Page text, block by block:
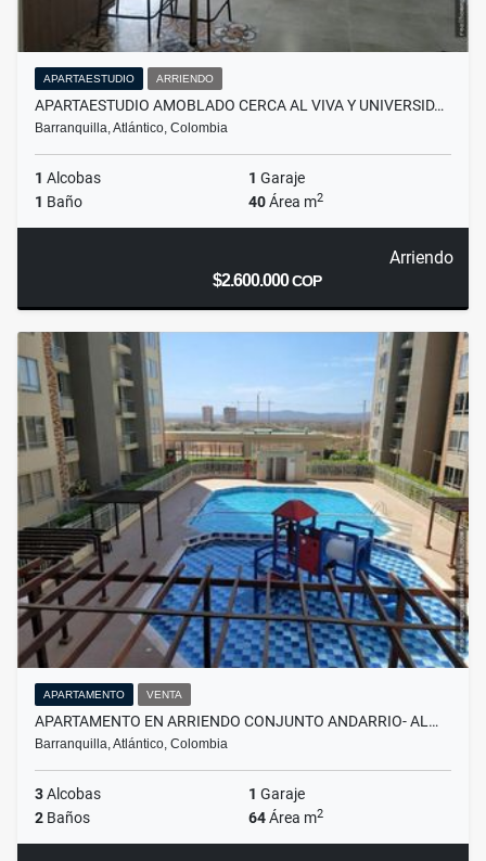
APARTAESTUDIO ARRIENDO
APARTAESTUDIO AMOBLADO CERCA AL VIVA Y UNIVERSID…
Barranquilla, Atlántico, Colombia
1 Alcobas 1 Garaje
1 Baño 40Área m2
Arriendo
$2.600.000COP
APARTAMENTO VENTA
APARTAMENTO EN ARRIENDO CONJUNTO ANDARRIO- AL…
Barranquilla, Atlántico, Colombia
3Alcobas 1 Garaje
2 Baños 64Área m2